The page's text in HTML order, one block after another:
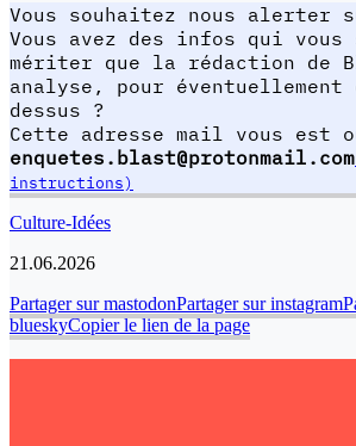
Vous souhaitez nous alerter
Vous avez des infos qui vous
mériter que la rédaction de
analyse, pour éventuellement
dessus ?
Cette adresse mail vous est
enquetes.blast@protonmail.com
instructions)
Culture-Idées
21.06.2026
Partager sur mastodonPartager sur instagram
blueskyCopier le lien de la page